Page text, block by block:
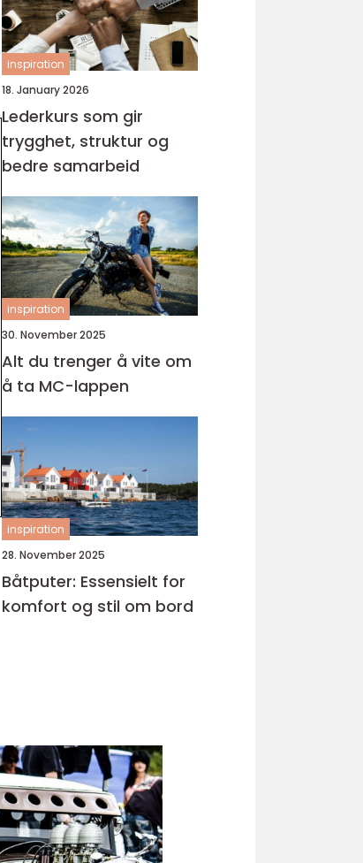
inspiration
18. January 2026
Lederkurs som gir
trygghet, struktur og
bedre samarbeid
inspiration
30. November 2025
Alt du trenger å vite om
å ta MC-lappen
inspiration
28. November 2025
Båtputer: Essensielt for
komfort og stil om bord